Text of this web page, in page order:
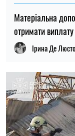
Матеріальна
отримати
Ірина Де Люсто